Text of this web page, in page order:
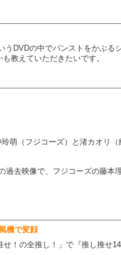
うDVDの中でパンストをかぶ
教えていただきたいです。
萌（フジコーズ）と渚カオリ
過去映像で、フジコーズの藤本
機で変顔
！の全推し！」で『推し推せ